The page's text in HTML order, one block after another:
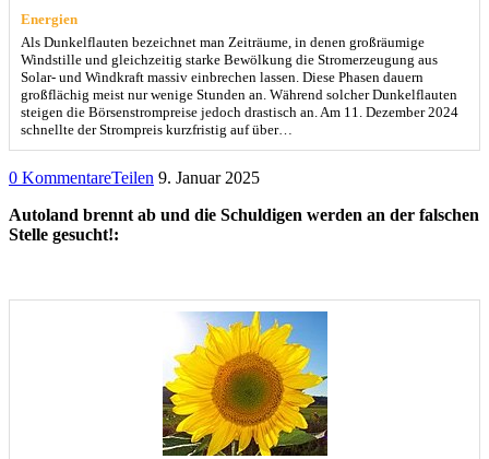
Energien
Als Dunkelflauten bezeichnet man Zeiträume, in denen großräumige
Windstille und gleichzeitig starke Bewölkung die Stromerzeugung aus
Solar- und Windkraft massiv einbrechen lassen. Diese Phasen dauern
großflächig meist nur wenige Stunden an. Während solcher Dunkelflauten
steigen die Börsenstrompreise jedoch drastisch an. Am 11. Dezember 2024
schnellte der Strompreis kurzfristig auf über…
0 KommentareTeilen 9. Januar 2025
Autoland brennt ab und die Schuldigen werden an der falschen
Stelle gesucht!: